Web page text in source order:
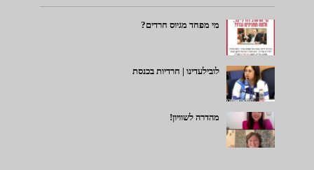
מי מפחד מגיוס חרדים?
לובילעדינו | חרדיות בכנסת
מהדרה לשוויון!